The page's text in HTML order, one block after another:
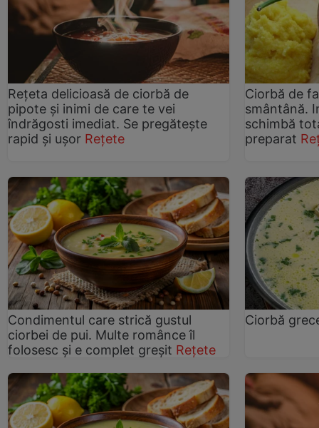
Rețeta delicioasă de ciorbă de
pipote și inimi de care te vei
îndrăgosti imediat. Se pregătește
rapid și ușor Rețete
Ciorbă de
smântână.
schimbă
preparat
Condimentul care strică gustul
ciorbei de pui. Multe românce îl
folosesc și e complet greșit Rețete
Ciorbă